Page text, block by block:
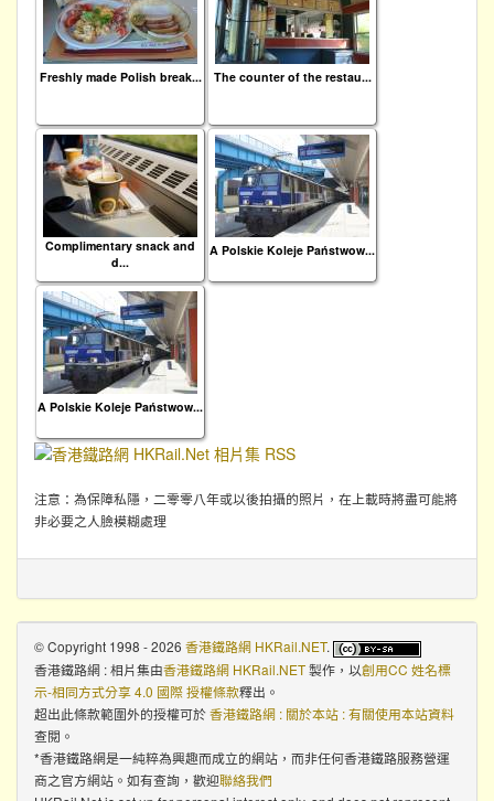
Freshly made Polish break... The counter of the restau...
Complimentary snack and
d...
A Polskie Koleje Państwow...
A Polskie Koleje Państwow...
注意：為保障私隱，二零零八年或以後拍攝的照片，在上載時將盡可能將
非必要之人臉模糊處理
© Copyright 1998 - 2026 香港鐵路網 HKRail.NET.
香港鐵路網 : 相片集由香港鐵路網 HKRail.NET製作，以創用CC 姓名標
示-相同方式分享 4.0 國際 授權條款釋出。
超出此條款範圍外的授權可於香港鐵路網 : 關於本站 : 有關使用本站資料
查閱。
*香港鐵路網是一純粹為興趣而成立的網站，而非任何香港鐵路服務營運
商之官方網站。如有查詢，歡迎聯絡我們